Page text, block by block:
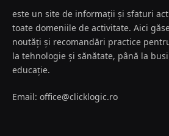
este un site de informații și sfaturi
toate domeniile de activitate. Aici
noutăți și recomandări practice
la tehnologie și sănătate, până la
educație.
Email: office@clicklogic.ro